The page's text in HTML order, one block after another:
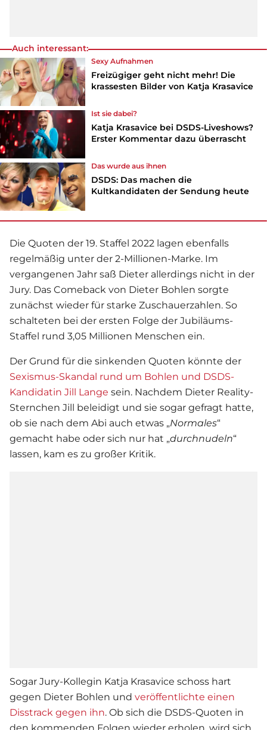
Auch interessant:
Sexy Aufnahmen
Freizügiger geht nicht mehr! Die
krassesten Bilder von Katja Krasavice
Ist sie dabei?
Katja Krasavice bei DSDS-Liveshows?
Erster Kommentar dazu überrascht
Das wurde aus ihnen
DSDS: Das machen die
Kultkandidaten der Sendung heute
Die Quoten der 19. Staffel 2022 lagen ebenfalls
regelmäßig unter der 2-Millionen-Marke. Im
vergangenen Jahr saß Dieter allerdings nicht in der
Jury. Das Comeback von Dieter Bohlen sorgte
zunächst wieder für starke Zuschauerzahlen. So
schalteten bei der ersten Folge der Jubiläums-
Staffel rund 3,05 Millionen Menschen ein.
Der Grund für die sinkenden Quoten könnte der
Sexismus-Skandal rund um Bohlen und DSDS-
Kandidatin Jill Lange sein. Nachdem Dieter Reality-
Sternchen Jill beleidigt und sie sogar gefragt hatte,
ob sie nach dem Abi auch etwas „Normales“
gemacht habe oder sich nur hat „durchnudeln“
lassen, kam es zu großer Kritik.
Sogar Jury-Kollegin Katja Krasavice schoss hart
gegen Dieter Bohlen und veröffentlichte einen
Disstrack gegen ihn. Ob sich die DSDS-Quoten in